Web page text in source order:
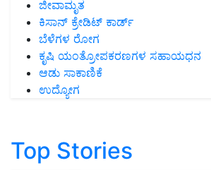
ಜೀವಾಮೃತ
ಕಿಸಾನ್ ಕ್ರೇಡಿಟ್ ಕಾರ್ಡ್
ಬೆಳೆಗಳ ರೋಗ
ಕೃಷಿ ಯಂತ್ರೋಪಕರಣಗಳ ಸಹಾಯಧನ
ಆಡು ಸಾಕಾಣಿಕೆ
ಉದ್ಯೋಗ
Top Stories